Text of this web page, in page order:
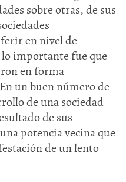
sobre otras, de sus
en nivel de
importante fue que
en forma
un buen número de
de una sociedad
de sus
potencia vecina que
de un lento